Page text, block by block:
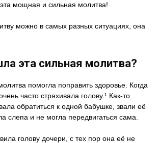
мощная и сильная молитва!
можно в самых разных ситуациях, она
эта сильная молитва?
помогла поправить здоровье. Когда
часто стряхивала голову.¹ Как-то
обратиться к одной бабушке, звали её
слепа и не могла передвигаться сама.
голову дочери, с тех пор она её не